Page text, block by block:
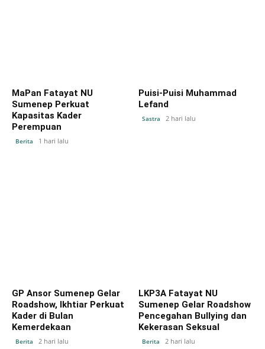
MaPan Fatayat NU
Sumenep Perkuat
Kapasitas Kader
Perempuan
Berita 1 hari lalu
Puisi-Puisi Muhammad
Lefand
Sastra 2 hari lalu
GP Ansor Sumenep Gelar
Roadshow, Ikhtiar Perkuat
Kader di Bulan
Kemerdekaan
Berita 2 hari lalu
LKP3A Fatayat NU
Sumenep Gelar Roadshow
Pencegahan Bullying dan
Kekerasan Seksual
Berita 2 hari lalu